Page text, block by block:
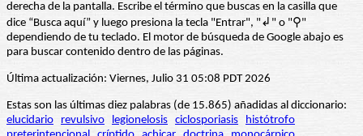
derecha de la pantalla. Escribe el término que buscas en la casilla que
dice “Busca aquí” y luego presiona la tecla "Entrar", "↲" o "⚲"
dependiendo de tu teclado. El motor de búsqueda de Google abajo es
para buscar contenido dentro de las páginas.
Última actualización: Viernes, Julio 31 05:08 PDT 2026
Estas son las últimas diez palabras (de 15.865) añadidas al diccionario:
elucidario
revulsivo legionelosis ciclosporiasis
histótrofo